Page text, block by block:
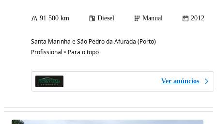
91 500 km Diesel Manual 2012
Santa Marinha e São Pedro da Afurada (Porto)
Profissional • Para o topo
Ver anúncios